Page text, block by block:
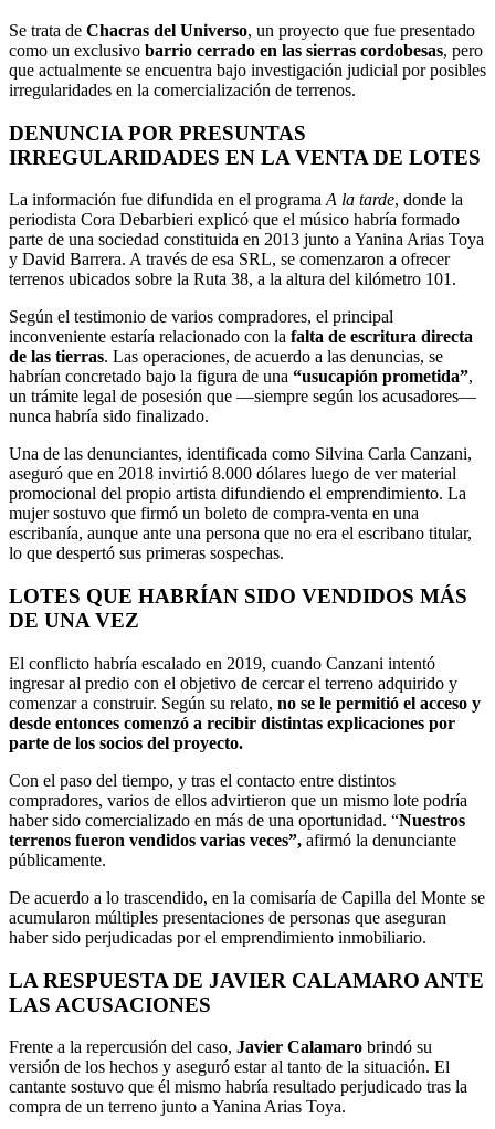
Se trata de Chacras del Universo, un proyecto que fue presentado
como un exclusivo barrio cerrado en las sierras cordobesas, pero
que actualmente se encuentra bajo investigación judicial por posibles
irregularidades en la comercialización de terrenos.
DENUNCIA POR PRESUNTAS
IRREGULARIDADES EN LA VENTA DE LOTES
La información fue difundida en el programaA la tarde, donde la
periodista Cora Debarbieri explicó que el músico habría formado
parte de una sociedad constituida en 2013 junto a Yanina Arias Toya
y David Barrera. A través de esa SRL, se comenzaron a ofrecer
terrenos ubicados sobre la Ruta 38, a la altura del kilómetro 101.
Según el testimonio de varios compradores, el principal
inconveniente estaría relacionado con la falta de escritura directa
de las tierras. Las operaciones, de acuerdo a las denuncias, se
habrían concretado bajo la figura de una “usucapión prometida”,
un trámite legal de posesión que —siempre según los acusadores—
nunca habría sido finalizado.
Una de las denunciantes, identificada como Silvina Carla Canzani,
aseguró que en 2018 invirtió 8.000 dólares luego de ver material
promocional del propio artista difundiendo el emprendimiento. La
mujer sostuvo que firmó un boleto de compra-venta en una
escribanía, aunque ante una persona que no era el escribano titular,
lo que despertó sus primeras sospechas.
LOTES QUE HABRÍAN SIDO VENDIDOS MÁS
DE UNA VEZ
El conflicto habría escalado en 2019, cuando Canzani intentó
ingresar al predio con el objetivo de cercar el terreno adquirido y
comenzar a construir. Según su relato, no se le permitió el acceso y
desde entonces comenzó a recibir distintas explicaciones por
parte de los socios del proyecto.
Con el paso del tiempo, y tras el contacto entre distintos
compradores, varios de ellos advirtieron que un mismo lote podría
haber sido comercializado en más de una oportunidad. “Nuestros
terrenos fueron vendidos varias veces”, afirmó la denunciante
públicamente.
De acuerdo a lo trascendido, en la comisaría de Capilla del Monte se
acumularon múltiples presentaciones de personas que aseguran
haber sido perjudicadas por el emprendimiento inmobiliario.
LA RESPUESTA DE JAVIER CALAMARO ANTE
LAS ACUSACIONES
Frente a la repercusión del caso, Javier Calamaro brindó su
versión de los hechos y aseguró estar al tanto de la situación. El
cantante sostuvo que él mismo habría resultado perjudicado tras la
compra de un terreno junto a Yanina Arias Toya.